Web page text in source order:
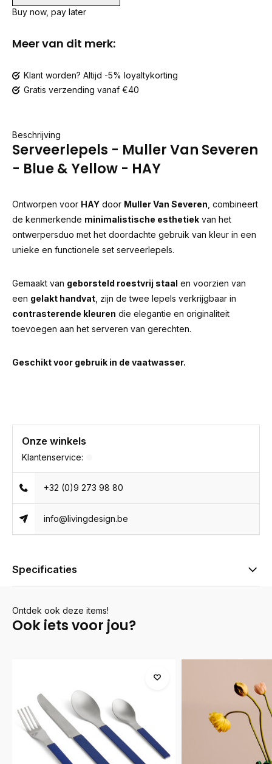
Buy now, pay later
Meer van dit merk:
Klant worden? Altijd -5% loyaltykorting
Gratis verzending vanaf €40
Beschrijving
Serveerlepels - Muller Van Severen
- Blue & Yellow - HAY
Ontworpen voor HAY door Muller Van Severen , combineert
de kenmerkende minimalistische esthetiek van het
ontwerpersduo met het doordachte gebruik van kleur in een
unieke en functionele set serveerlepels.
Gemaakt van geborsteld roestvrij staal en voorzien van
een gelakt handvat , zijn de twee lepels verkrijgbaar in
contrasterende kleuren die elegantie en originaliteit
toevoegen aan het serveren van gerechten.
Geschikt voor gebruik in de vaatwasser.
Onze winkels
Klantenservice:
+32 (0)9 273 98 80
info@livingdesign.be
Specificaties
Ontdek ook deze items!
Ook iets voor jou?